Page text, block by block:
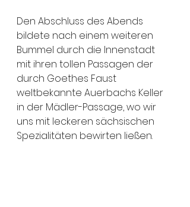
Den Abschluss des Abends
bildete nach einem weiteren
Bummel durch die Innenstadt
mit ihren tollen Passagen der
durch Goethes Faust
weltbekannte Auerbachs Keller
in der Mädler-Passage, wo wir
uns mit leckeren sächsischen
Spezialitäten bewirten ließen.